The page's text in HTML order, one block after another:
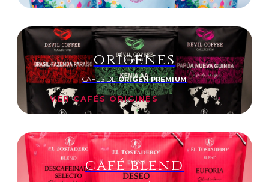
VER CAFÉS ORIGINES
orígenes
CAFÉS DEORIGEN PREMIUM
café blend